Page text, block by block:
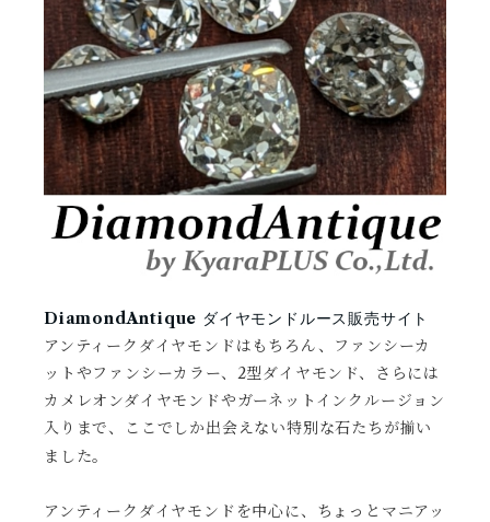
DiamondAntique ダイヤモンドルース販売サイト
アンティークダイヤモンドはもちろん、ファンシーカ
ットやファンシーカラー、2型ダイヤモンド、さらには
カメレオンダイヤモンドやガーネットインクルージョン
入りまで、ここでしか出会えない特別な石たちが揃い
ました。
アンティークダイヤモンドを中心に、ちょっとマニアッ